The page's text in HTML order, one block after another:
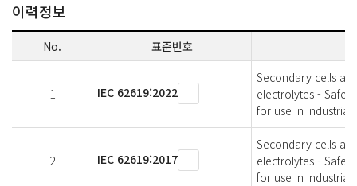
이력정보
No. 표준번호
1 IEC 62619:2022
Secondary cells
electrolytes -
for use in industrial
2 IEC 62619:2017
Secondary cells
electrolytes -
for use in industrial